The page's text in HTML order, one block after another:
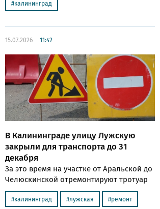
калининград
15.07.2026 11:42
В Калининграде улицу Лужскую
закрыли для транспорта до 31
декабря
За это время на участке от Аральской до
Челюскинской отремонтируют тротуар
калининград лужская ремонт